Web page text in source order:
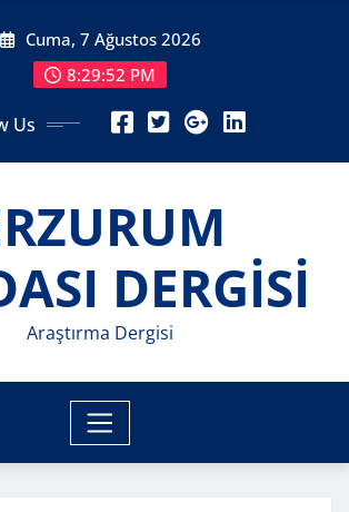
Cuma, 7 Ağustos 2026
8:29:55 PM
Us
DERGİSİ
Araştırma Dergisi